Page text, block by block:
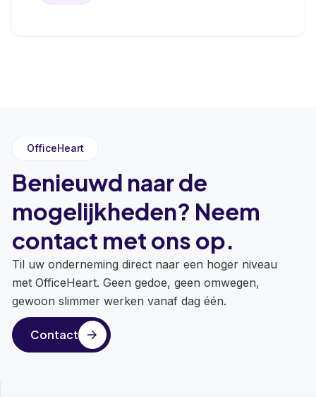
OfficeHeart
Benieuwd naar de
mogelijkheden? Neem
contact met ons op.
Til uw onderneming direct naar een hoger niveau
met OfficeHeart. Geen gedoe, geen omwegen,
gewoon slimmer werken vanaf dag één.
Contact